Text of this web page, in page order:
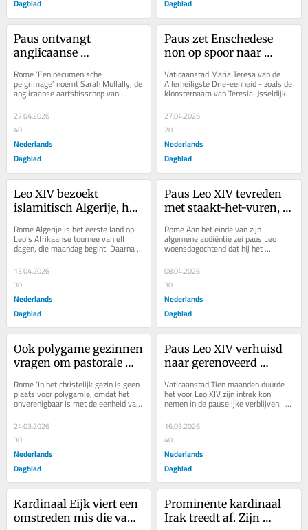
Dagblad Dagblad
Paus ontvangt
anglicaanse
‘zuster in Christus’, niet
als ‘zuster in het
Rome ‘Een oecumenische
pelgrimage’ noemt Sarah Mullally, de
anglicaanse aartsbisschop van
Canterbury, het op haar
Facebookpagina. Ze bezocht in...
27.04.2026
40
Nederlands
Dagblad
Paus zet Enschedese
non op spoor naar
stilte en geef luid dank’
Vaticaanstad Maria Teresa van de
Allerheiligste Drie-eenheid - zoals de
kloosternaam van Teresia IJsseldijk
luidt - werd op 13 november 1897
in...
27.04.2026
20
Nederlands
Dagblad
Leo XIV bezoekt
islamitisch Algerije, het
de moord op de
monniken van
Rome Algerije is het eerste land op
Leo’s Afrikaanse tournee van elf
dagen, die maandag begint. Daarna
reist hij door naar Kameroen, Angola
en...
13.04.2026
30
Nederlands
Dagblad
Paus Leo XIV tevreden
met staakt-het-vuren,
nu ‘met gebed te
begeleiden’
Rome Aan het einde van zijn
algemene audiëntie zei paus Leo
woensdagochtend dat hij het
aangekondigde staakt-het-vuren
verwelkomt ‘met tevredenheid...
08.04.2026
30
Nederlands
Dagblad
Ook polygame gezinnen
vragen om pastorale
gaat de Rooms-
Katholieke Kerk daarin?
Rome ‘In het christelijk gezin is geen
plaats voor polygamie, omdat het
onverenigbaar is met de eenheid van
het huwelijk’, schrijven de
Afrikaanse...
24.03.2026
30
Nederlands
Dagblad
Paus Leo XIV verhuisd
naar gerenoveerd
kapel en fitnessruimte
Vaticaanstad Tien maanden duurde
het voor Leo XIV zijn intrek kon
nemen in de pauselijke verblijven.
Hij woonde tot nu toe in een
appartement in het...
16.03.2026
40
Nederlands
Dagblad
Kardinaal Eijk viert een
omstreden mis die van
Prominente kardinaal
Irak treedt af. Zijn